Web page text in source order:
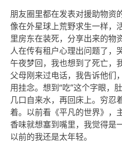
朋友圈里都在发表对援助物资
像在外星球上荒野求生一样，
里房东在装死，分享出来的物
人在传有租户心理出问题了，
午夜梦回，我也想到了死亡，
父母刚来过电话，我告诉他们
用挂念。想到“吃”这个字眼，
几口自来水，再回床上。穷忍
着。以前看《平凡的世界》，
香味就想塞到嘴里，我觉得是
以前的我还是太年轻。